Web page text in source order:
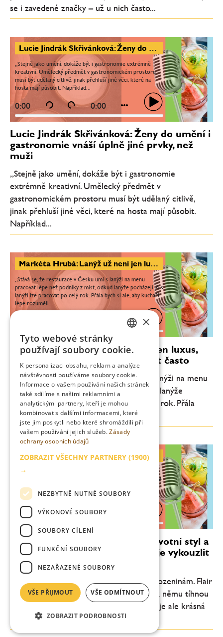
se i zavedené značky – už u nich často...
Lucie Jindrák Skřivánková: Ženy do umění i gastronomie vnáší úplně jiné prvky, než muži
„Stejně jako umění, dokáže být i gastronomie extrémně
kreativní. Umělecký předmět v gastronomickém prostoru
musí být udělaný citlivě, jinak přehluší jiné věci, které na
hosta mají působit. Například...
0:00 0:00
Lucie Jindrák Skřivánková: Ženy do umění i
gastronomie vnáší úplně jiné prvky, než
muži
„Stejně jako umění, dokáže být i gastronomie
extrémně kreativní. Umělecký předmět v
gastronomickém prostoru musí být udělaný citlivě,
jinak přehluší jiné věci, které na hosta mají působit.
Například...
Markéta Hrubá: Lanýž už není jen luxus, krásné věci si můžeme dopřávat často
„Stává se, že restaurace v Česku umí s lanýži na menu
pracovat lépe než podniky z míst, odkud lanýže pocházejí. A s
lanýži lze pracovat po celý rok. Přála bych si ale, aby kuchaři
lépe rozuměli...
Markéta Hrubá: Lanýž už není jen luxus,
krásné věci si můžeme dopřávat často
„Stává se, že restaurace v Česku umí s lanýži na menu
pracovat lépe než podniky z míst, odkud lanýže
pocházejí. A s lanýži lze pracovat po celý rok. Přála
bych si ale, aby kuchaři lépe rozuměli...
Tomáš Bielčík: Flair je pro mě životní styl a současně droga. Hlavním cílem je vykouzlit úsměv hosta
„Svůj první shaker jsem dostal ke 13. narozeninám. Flair
určitě není žonglování, mladší generace k němu tíhnou méně.
Kolem tohoto barmanského stylu je ale krásná komunita a
kamkoli přijdu, tam někdo...
0:00 31:11
Tomáš Bielčík: Flair je pro mě životní styl a
současně droga. Hlavním cílem je vykouzlit
úsměv hosta
„Svůj první shaker jsem dostal ke 13. narozeninám. Flair
určitě není žonglování, mladší generace k němu tíhnou
méně. Kolem tohoto barmanského stylu je ale krásná
komunita a kamkoli přijdu, tam někdo...
ENGLISH
×
Tyto webové stránky
používají soubory cookie.
K personalizaci obsahu, reklam a analýze
návštěvnosti používáme soubory cookie.
Informace o vašem používání našich stránek
také sdílíme s našimi reklamními a
analytickými partnery, kteří je mohou
kombinovat s dalšími informacemi, které
jste jim poskytli nebo které shromáždili při
vašem používání jejich služeb.Zásady
ochrany osobních údajů
ZOBRAZIT VŠECHNY PARTNERY (1900)
→
NEZBYTNĚ NUTNÉ SOUBORY
VÝKONOVÉ SOUBORY
SOUBORY CÍLENÍ
FUNKČNÍ SOUBORY
NEZAŘAZENÉ SOUBORY
VŠE PŘIJMOUT VŠE ODMÍTNOUT
ZOBRAZIT PODROBNOSTI